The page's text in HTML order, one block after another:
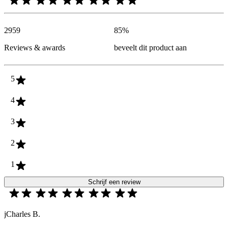
2959
Reviews & awards
85%
beveelt dit product aan
5
4
3
2
1
Schrijf een review
jCharles B.